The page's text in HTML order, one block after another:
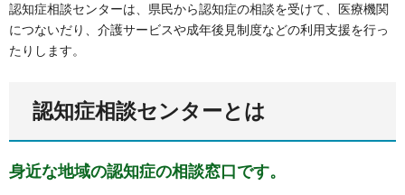
認知症相談センターは、県民から認知症の相談を受けて、医療機関
につないだり、介護サービスや成年後見制度などの利用支援を行っ
たりします。
認知症相談センターとは
身近な地域の認知症の相談窓口です。